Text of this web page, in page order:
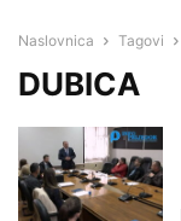
Naslovnica Tagovi
DUBICA